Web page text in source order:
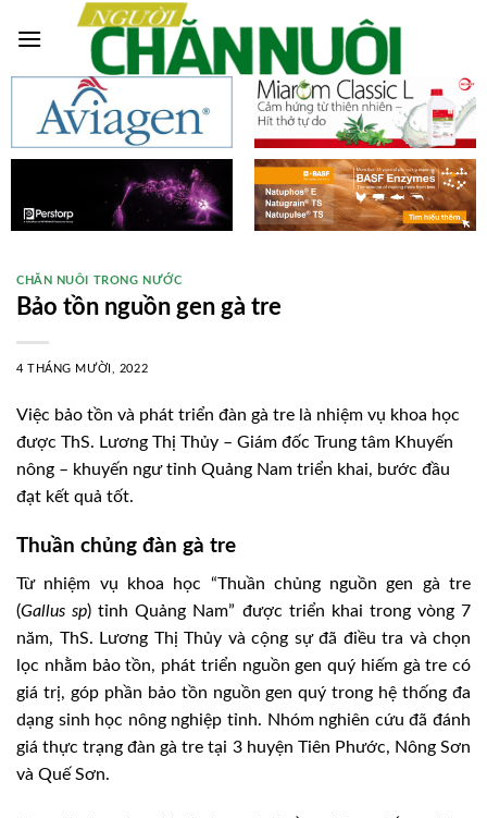
CHĂN NUÔI TRONG NƯỚC
Bảo tồn nguồn gen gà tre
4 THÁNG MƯỜI, 2022
Việc bảo tồn và phát triển đàn gà tre là nhiệm vụ khoa học
được ThS. Lương Thị Thủy – Giám đốc Trung tâm Khuyến
nông – khuyến ngư tỉnh Quảng Nam triển khai, bước đầu
đạt kết quả tốt.
Thuần chủng đàn gà tre
Từ nhiệm vụ khoa học “Thuần chủng nguồn gen gà tre
(Gallus sp) tỉnh Quảng Nam” được triển khai trong vòng 7
năm, ThS. Lương Thị Thủy và cộng sự đã điều tra và chọn
lọc nhằm bảo tồn, phát triển nguồn gen quý hiếm gà tre có
giá trị, góp phần bảo tồn nguồn gen quý trong hệ thống đa
dạng sinh học nông nghiệp tỉnh. Nhóm nghiên cứu đã đánh
giá thực trạng đàn gà tre tại 3 huyện Tiên Phước, Nông Sơn
và Quế Sơn.